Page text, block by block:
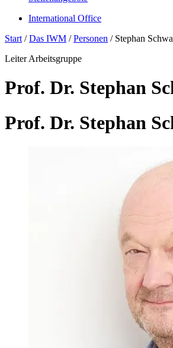
International Office
Start /Das IWM /Personen / Stephan
Leiter Arbeitsgruppe
Prof. Dr. Stephan
Prof. Dr. Stephan